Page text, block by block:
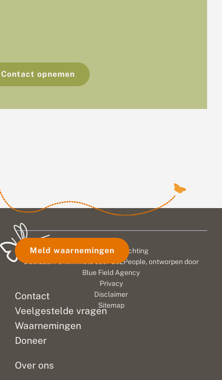
Contact opnemen
Contact
Veelgestelde vragen
Waarnemingen
Doneer
Over ons
Meld waarnemingen
© 2026 Vlinderstichting
Duurzaam ontwikkeld door
Go2People, ontworpen door
Blue Field Agency
Privacy
Disclaimer
Sitemap